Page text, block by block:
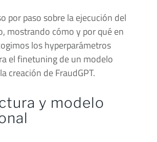
por paso sobre la ejecución del
mostrando cómo y por qué en
los hyperparámetros
el finetuning de un modelo
creación de FraudGPT.
y modelo